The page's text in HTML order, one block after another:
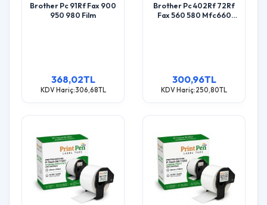
Brother Pc 91Rf Fax 900
950 980 Film
368,02TL
KDV Hariç:306,68TL
Brother Pc 402Rf 72Rf
Fax 560 580 Mfc660
300,96TL
KDV Hariç:250,80TL